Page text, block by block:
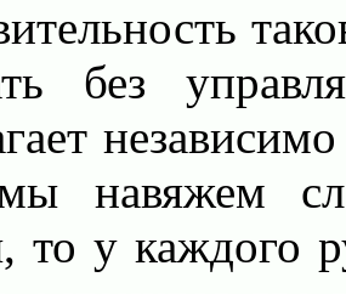
без
навяжем
то у каждого